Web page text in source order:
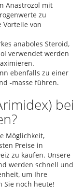
Anastrozol mit
zu
von
anaboles Steroid,
verwendet werden
ebenfalls zu einer
-masse führen.
bei
Möglichkeit,
Preise in
zu kaufen. Unsere
werden schnell und
um Ihre
Sie noch heute!